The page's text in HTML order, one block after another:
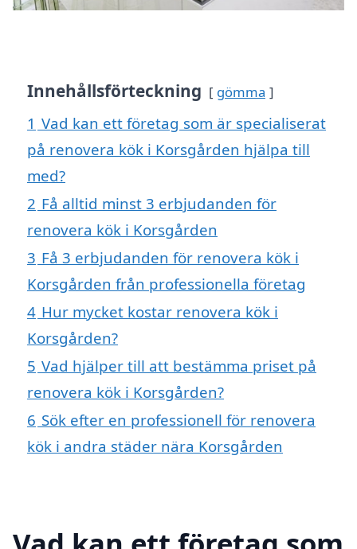
Innehållsförteckning gömma
1 Vad kan ett företag som är specialiserat
på renovera kök i Korsgården hjälpa till
med?
2 Få alltid minst 3 erbjudanden för
renovera kök i Korsgården
3 Få 3 erbjudanden för renovera kök i
Korsgården från professionella företag
4 Hur mycket kostar renovera kök i
Korsgården?
5 Vad hjälper till att bestämma priset på
renovera kök i Korsgården?
6 Sök efter en professionell för renovera
kök i andra städer nära Korsgården